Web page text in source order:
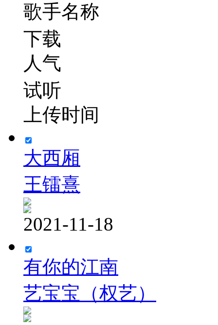
歌手名称
下载
人气
试听
上传时间
大西厢
王镭熹
2021-11-18
有你的江南
艺宝宝（权艺）